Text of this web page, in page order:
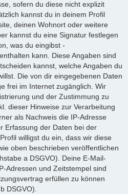
sofern du diese nicht explizit
kannst du in deinem Profil
deinen Wohnort oder weitere
kannst du eine Signatur festlegen
was du eingibst -
kann. Diese Angaben sind
kannst, welche Angaben du
Die von dir eingegebenen Daten
frei im Internet zugänglich. Wir
und der Zustimmung zu
dieser Hinweise zur Verarbeitung
als Nachweis die IP-Adresse
Erfassung der Daten bei der
willigst du ein, dass wir diese
oben beschrieben veröffentlichen
a DSGVO). Deine E-Mail-
Adressen und Zeitstempel sind
erfüllen zu können
DSGVO).